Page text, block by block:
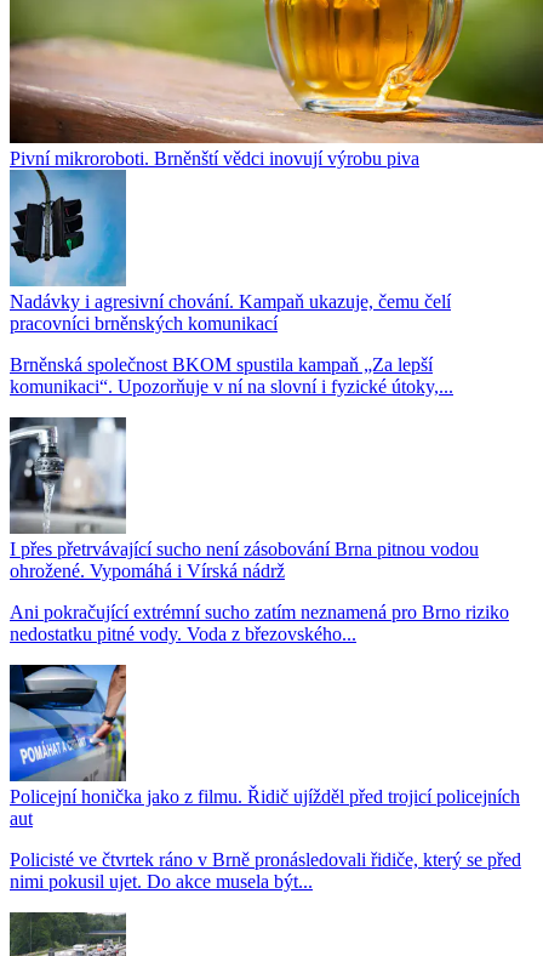
Pivní mikroroboti. Brněnští vědci inovují výrobu piva
Nadávky i agresivní chování. Kampaň ukazuje, čemu čelí
pracovníci brněnských komunikací
Brněnská společnost BKOM spustila kampaň „Za lepší
komunikaci“. Upozorňuje v ní na slovní i fyzické útoky,...
I přes přetrvávající sucho není zásobování Brna pitnou vodou
ohrožené. Vypomáhá i Vírská nádrž
Ani pokračující extrémní sucho zatím neznamená pro Brno riziko
nedostatku pitné vody. Voda z březovského...
Policejní honička jako z filmu. Řidič ujížděl před trojicí policejních
aut
Policisté ve čtvrtek ráno v Brně pronásledovali řidiče, který se před
nimi pokusil ujet. Do akce musela být...